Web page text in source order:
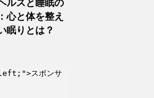
ルスと睡眠の
心と体を整え
眠りとは？
スポンサ